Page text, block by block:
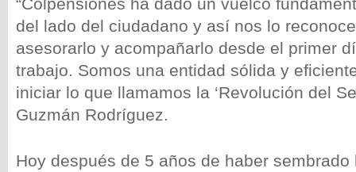
del lado del ciudadano y así nos lo
asesorarlo y acompañarlo desde el primer
trabajo. Somos una entidad sólida y
iniciar lo que llamamos la ‘Revolución del
Guzmán Rodríguez.
Hoy después de 5 años de haber